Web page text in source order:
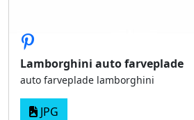
Lamborghini auto farveplade
auto farveplade lamborghini
JPG